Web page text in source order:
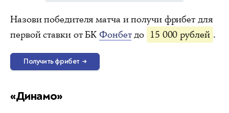
Назови победителя матча и получи фрибет для
первой ставки от БК Фонбетдо 15 000 рублей .
Получить фрибет →
«Динамо»